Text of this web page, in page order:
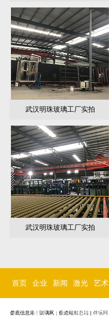
武汉明珠玻璃工厂实拍
武汉明珠玻璃工厂实拍
首页 企业
简介
新闻
中心
激光
内雕
艺术
玻璃
娄底信息港| 玻璃网 | 极速站群总站| 伴玩网